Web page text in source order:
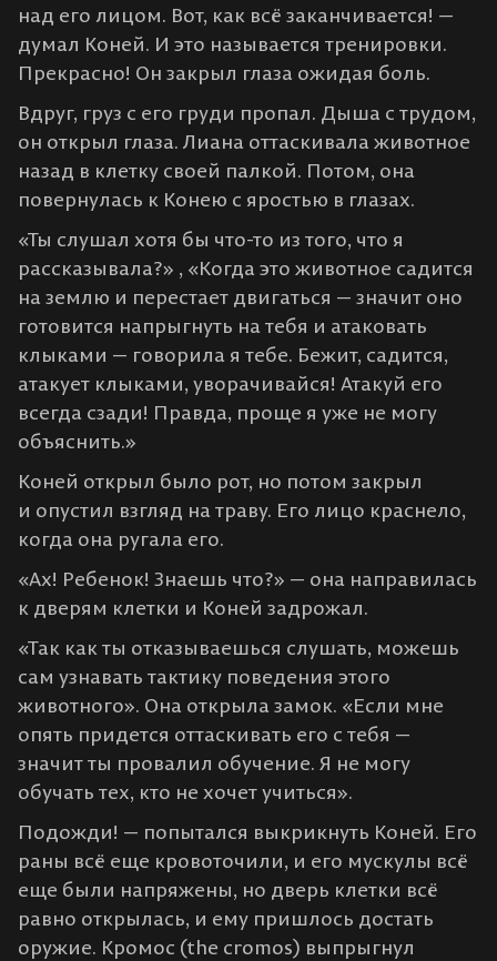
над его лицом. Вот, как всё заканчивается! —
думал Коней. И это называется тренировки.
Прекрасно! Он закрыл глаза ожидая боль.
Вдруг, груз с его груди пропал. Дыша с трудом,
он открыл глаза. Лиана оттаскивала животное
назад в клетку своей палкой. Потом, она
повернулась к Конею с яростью в глазах.
«Ты слушал хотя бы что-то из того, что я
рассказывала?» , «Когда это животное садится
на землю и перестает двигаться — значит оно
готовится напрыгнуть на тебя и атаковать
клыками — говорила я тебе. Бежит, садится,
атакует клыками, уворачивайся! Атакуй его
всегда сзади! Правда, проще я уже не могу
объяснить.»
Коней открыл было рот, но потом закрыл
и опустил взгляд на траву. Его лицо краснело,
когда она ругала его.
«Ах! Ребенок! Знаешь что?» — она направилась
к дверям клетки и Коней задрожал.
«Так как ты отказываешься слушать, можешь
сам узнавать тактику поведения этого
животного». Она открыла замок. «Если мне
опять придется оттаскивать его с тебя —
значит ты провалил обучение. Я не могу
обучать тех, кто не хочет учиться».
Подожди! — попытался выкрикнуть Коней. Его
раны всё еще кровоточили, и его мускулы всё
еще были напряжены, но дверь клетки всё
равно открылась, и ему пришлось достать
оружие. Кромос (the cromos) выпрыгнул